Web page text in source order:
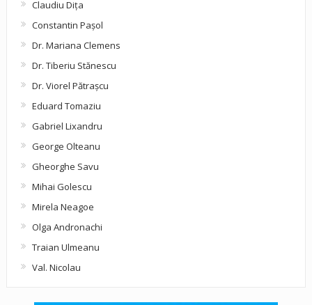
Claudiu Diţa
Constantin Pașol
Dr. Mariana Clemens
Dr. Tiberiu Stănescu
Dr. Viorel Pătraşcu
Eduard Tomaziu
Gabriel Lixandru
George Olteanu
Gheorghe Savu
Mihai Golescu
Mirela Neagoe
Olga Andronachi
Traian Ulmeanu
Val. Nicolau